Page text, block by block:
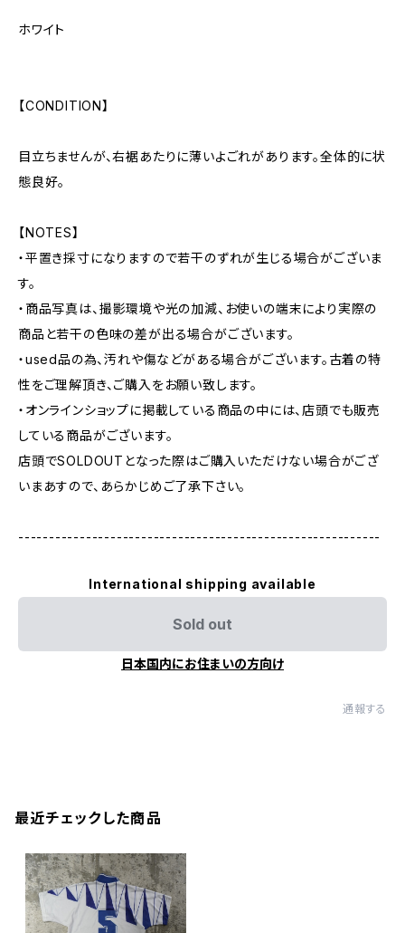
ホワイト
【CONDITION】
目立ちませんが、右裾あたりに薄いよごれがあります。全体的に状
態良好。
【NOTES】
・平置き採寸になりますので若干のずれが生じる場合がございま
す。
・商品写真は、撮影環境や光の加減、お使いの端末により実際の
商品と若干の色味の差が出る場合がございます。
・used品の為、汚れや傷などがある場合がございます。古着の特
性をご理解頂き、ご購入をお願い致します。
・オンラインショップに掲載している商品の中には、店頭でも販売
している商品がございます。
店頭でSOLDOUTとなった際はご購入いただけない場合がござ
いまあすので、あらかじめご了承下さい。
-----------------------------------------------------------
International shipping available
Sold out
日本国内にお住まいの方向け
通報する
最近チェックした商品